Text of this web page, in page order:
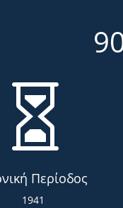

Περίοδος
1941